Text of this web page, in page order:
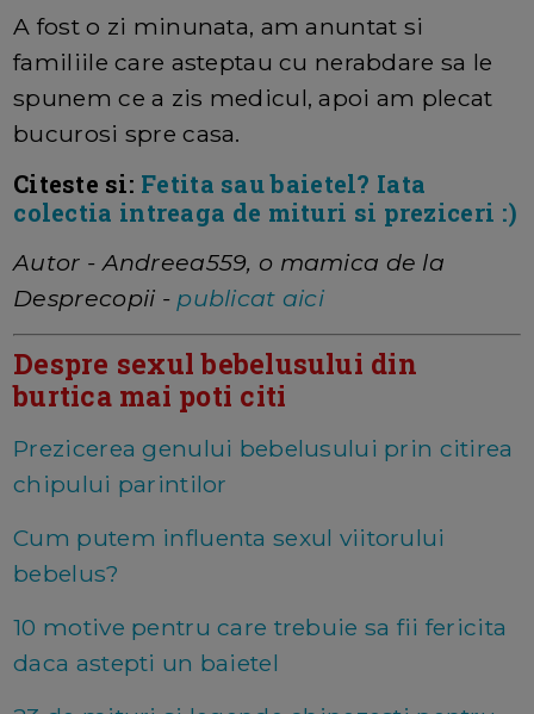
A fost o zi minunata, am anuntat si
familiile care asteptau cu nerabdare sa le
spunem ce a zis medicul, apoi am plecat
bucurosi spre casa.
Citeste si: Fetita sau baietel? Iata
colectia intreaga de mituri si preziceri :)
Autor - Andreea559, o mamica de la
Desprecopii - publicat aici
Despre sexul bebelusului din
burtica mai poti citi
Prezicerea genului bebelusului prin citirea
chipului parintilor
Cum putem influenta sexul viitorului
bebelus?
10 motive pentru care trebuie sa fii fericita
daca astepti un baietel